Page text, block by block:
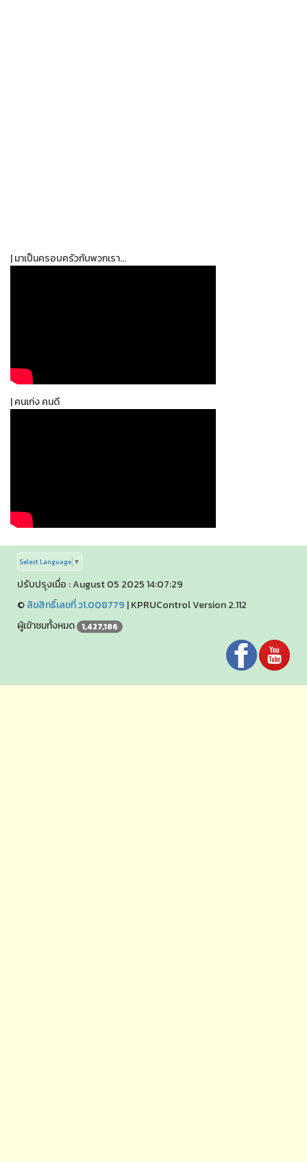
| มาเป็นครอบครัวกับพวกเรา...
| คนเก่ง คนดี
Select Language ▼
ปรับปรุงเมื่อ : August 05 2025 14:07:29
©ลิขสิทธิ์เลขที่ ว1.008779 |KPRUControl Version 2.112
ผู้เข้าชมทั้งหมด 1,427,186